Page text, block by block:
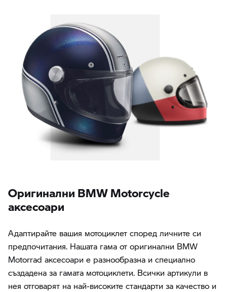
Oригинални BMW Motorcycle
аксесоари
Адаптирайте вашия мотоциклет според личните си
предпочитания. Нашата гама от оригинални BMW
Motorrad аксесоари е разнообразна и специално
създадена за гамата мотоциклети. Всички артикули в
нея отговарят на най-високите стандарти за качество и